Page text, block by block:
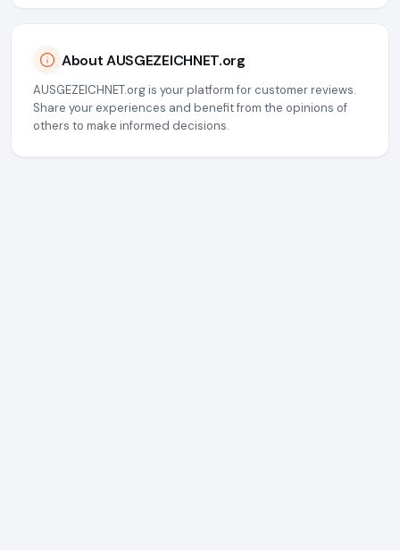
About AUSGEZEICHNET.org
AUSGEZEICHNET.org is your platform for customer reviews.
Share your experiences and benefit from the opinions of
others to make informed decisions.